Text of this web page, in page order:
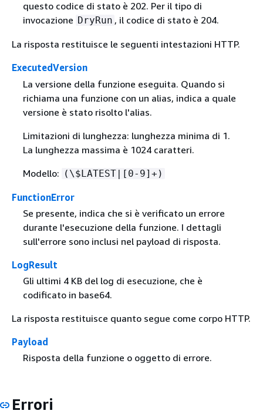
questo codice di stato è 202. Per il tipo di
invocazione DryRun , il codice di stato è 204.
La risposta restituisce le seguenti intestazioni HTTP.
ExecutedVersion
La versione della funzione eseguita. Quando si
richiama una funzione con un alias, indica a quale
versione è stato risolto l'alias.
Limitazioni di lunghezza: lunghezza minima di 1.
La lunghezza massima è 1024 caratteri.
Modello: (\$LATEST|[0-9]+)
FunctionError
Se presente, indica che si è verificato un errore
durante l'esecuzione della funzione. I dettagli
sull'errore sono inclusi nel payload di risposta.
LogResult
Gli ultimi 4 KB del log di esecuzione, che è
codificato in base64.
La risposta restituisce quanto segue come corpo HTTP.
Payload
Risposta della funzione o oggetto di errore.
Errori